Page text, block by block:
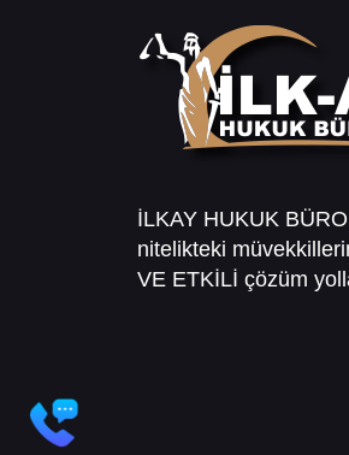
İLKAY HUKUK
nitelikteki
VE ETKİLİ çözüm